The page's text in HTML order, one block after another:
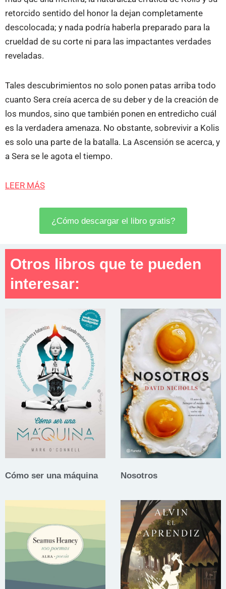
retorcido sentido del honor la dejan completamente
descolocada; y nada podría haberla preparado para la
crueldad de su corte ni para las impactantes verdades
reveladas.
Tales descubrimientos no solo ponen patas arriba todo
cuanto Sera creía acerca de su deber y de la creación de
los mundos, sino que también ponen en entredicho cuál
es la verdadera amenaza. No obstante, sobrevivir a Kolis
es solo una parte de la batalla. La Ascensión se acerca, y
a Sera se le agota el tiempo.
LEER MÁS
¿Cómo descargar el libro gratis?
Otros libros que te pueden
interesar:
Cómo ser una máquina Nosotros